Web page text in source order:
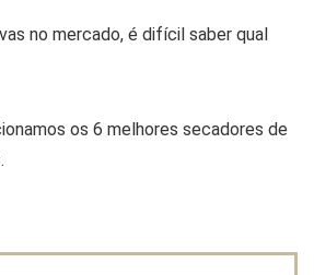
no mercado, é difícil saber qual
os 6 melhores secadores de